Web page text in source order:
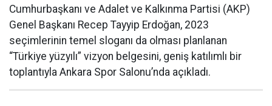
Cumhurbaşkanı ve Adalet ve Kalkınma Partisi (AKP)
Genel Başkanı Recep Tayyip Erdoğan, 2023
seçimlerinin temel sloganı da olması planlanan
“Türkiye yüzyılı” vizyon belgesini, geniş katılımlı bir
toplantıyla Ankara Spor Salonu’nda açıkladı.